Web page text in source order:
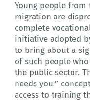
Young people
migration are
complete
initiative adopted
to bring about a
of such people
the public sector.
needs you!”
access to training